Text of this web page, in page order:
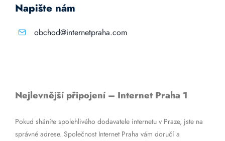
Napište nám
obchod@internetpraha.com
Nejlevnější připojení – Internet Praha 1
Pokud sháníte spolehlivého dodavatele internetu v Praze, jste na
správné adrese. Společnost Internet Praha vám doručí a